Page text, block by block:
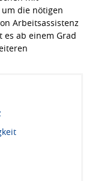
die nötigen
Arbeitsassistenz
es ab einem Grad